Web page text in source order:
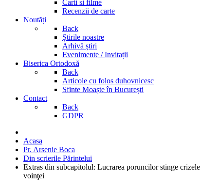
Carti si filme
Recenzii de carte
Noutăți
Back
Știrile noastre
Arhivă știri
Evenimente / Invitații
Biserica Ortodoxă
Back
Articole cu folos duhovnicesc
Sfinte Moaște în București
Contact
Back
GDPR
Acasa
Pr. Arsenie Boca
Din scrierile Părintelui
Extras din subcapitolul: Lucrarea poruncilor stinge crizele
voinţei